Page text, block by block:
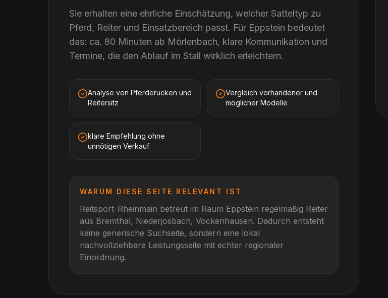
Sie erhalten eine ehrliche Einschätzung, welcher Satteltyp zu
Pferd, Reiter und Einsatzbereich passt. Für Eppstein bedeutet
das: ca. 80 Minuten ab Mörlenbach, klare Kommunikation und
Termine, die den Ablauf im Stall wirklich erleichtern.
Analyse von Pferderücken und
Reitersitz
Vergleich vorhandener und
möglicher Modelle
klare Empfehlung ohne
unnötigen Verkauf
WARUM DIESE SEITE RELEVANT IST
Reitsport-Rheinmain betreut im Raum Eppstein regelmäßig Reiter
aus Bremthal, Niederjosbach, Vockenhausen. Dadurch entsteht
keine generische Suchseite, sondern eine lokal
nachvollziehbare Leistungsseite mit echter regionaler
Einordnung.